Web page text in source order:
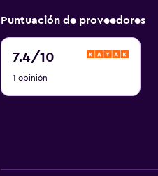
Puntuación de proveedores
7.4/10
7.4
10
1 opinión